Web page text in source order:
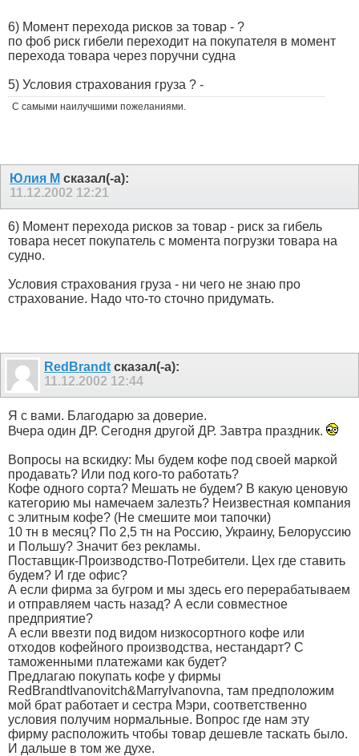
6) Момент перехода рисков за товар - ?
по фоб риск гибели переходит на покупателя в момент
перехода товара через поручни судна
5) Условия страхования груза ? -
С самыми наилучшими пожеланиями.
Юлия М сказал(-а):
11.12.2002 12:21
6) Момент перехода рисков за товар - риск за гибель
товара несет покупатель с момента погрузки товара на
судно.
Условия страхования груза - ни чего не знаю про
страхование. Надо что-то сточно придумать.
RedBrandt сказал(-а):
11.12.2002 12:44
Я с вами. Благодарю за доверие.
Вчера один ДР. Сегодня другой ДР. Завтра праздник.
Вопросы на вскидку: Мы будем кофе под своей маркой
продавать? Или под кого-то работать?
Кофе одного сорта? Мешать не будем? В какую ценовую
категорию мы намечаем залезть? Неизвестная компания
с элитным кофе? (Не смешите мои тапочки)
10 тн в месяц? По 2,5 тн на Россию, Украину, Белоруссию
и Польшу? Значит без рекламы.
Поставщик-Производство-Потребители. Цех где ставить
будем? И где офис?
А если фирма за бугром и мы здесь его перерабатываем
и отправляем часть назад? А если совместное
предприятие?
А если ввезти под видом низкосортного кофе или
отходов кофейного производства, нестандарт? С
таможенными платежами как будет?
Предлагаю покупать кофе у фирмы
RedBrandtIvanovitch&MarryIvanovna, там предположим
мой брат работает и сестра Мэри, соответственно
условия получим нормальные. Вопрос где нам эту
фирму расположить чтобы товар дешевле таскать было.
И дальше в том же духе.